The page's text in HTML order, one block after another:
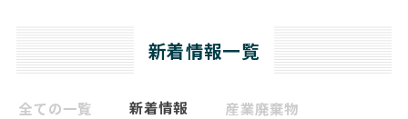
新着情報一覧
全ての一覧 新着情報 産業廃棄物